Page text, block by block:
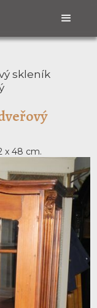
skleník
x 48 cm.